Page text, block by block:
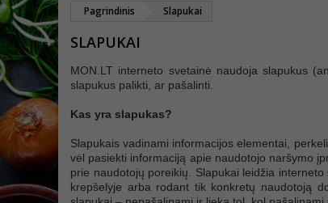
Pagrindinis Slapukai
SLAPUKAI
MON.LT interneto svetainė naudoja slapukus
slapukus palikti, ar pašalinti.
Kas yra slapukas?
Slapukais vadinami informacijos elementai,
vėl pasiekti informaciją apie naudotojo naršymo
prie naudotojų poreikių. Slapukai leidžia
krepšelyje arba rodant tik konkretų naudotoją